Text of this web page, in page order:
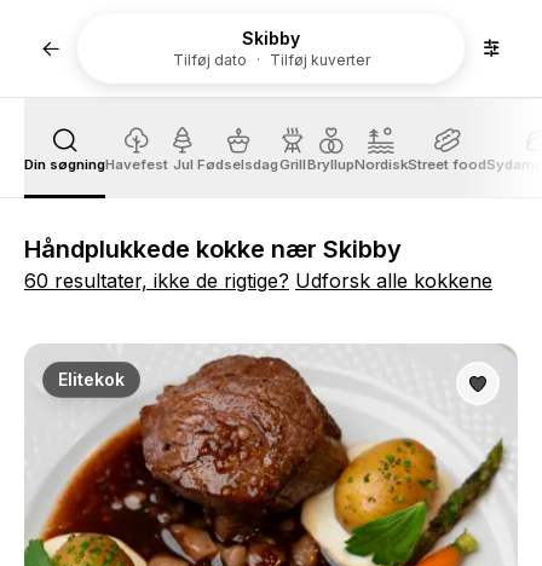
Skibby
Tilføj dato Tilføj kuverter
Din søgningHavefest Jul FødselsdagGrillBryllupNordiskStreet food
Håndplukkede kokke nær Skibby
60 resultater, ikke de rigtige? Udforsk alle kokkene
Elitekok